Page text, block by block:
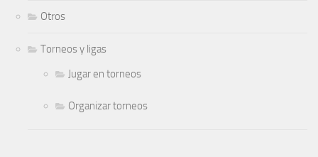
Otros
Torneos y ligas
Jugar en torneos
Organizar torneos